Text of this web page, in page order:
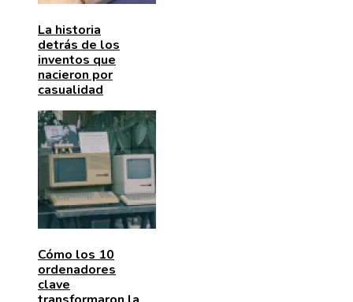
La historia
detrás de los
inventos que
nacieron por
casualidad
Cómo los 10
ordenadores
clave